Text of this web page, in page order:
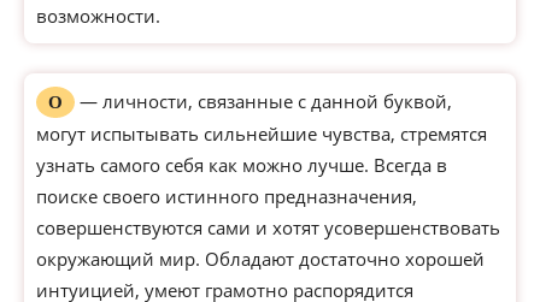
возможности.
О
— личности, связанные с данной буквой,
могут испытывать сильнейшие чувства, стремятся
узнать самого себя как можно лучше. Всегда в
поиске своего истинного предназначения,
совершенствуются сами и хотят усовершенствовать
окружающий мир. Обладают достаточно хорошей
интуицией, умеют грамотно распорядится